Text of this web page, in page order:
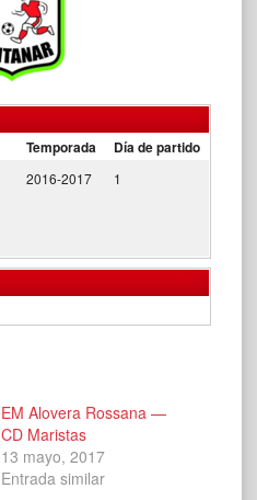
Temporada Día de partido
2016-2017 1
EM Alovera Rossana —
CD Maristas
13 mayo, 2017
Entrada similar